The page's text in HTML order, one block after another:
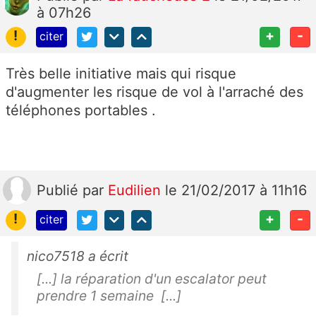
à 07h26
!
citer + -
Très belle initiative mais qui risque
d'augmenter les risque de vol à l'arraché des
téléphones portables .
Publié par Eudilien le 21/02/2017 à 11h16
!
citer + -
nico7518 a écrit
[...] la réparation d'un escalator peut
prendre 1 semaine [...]